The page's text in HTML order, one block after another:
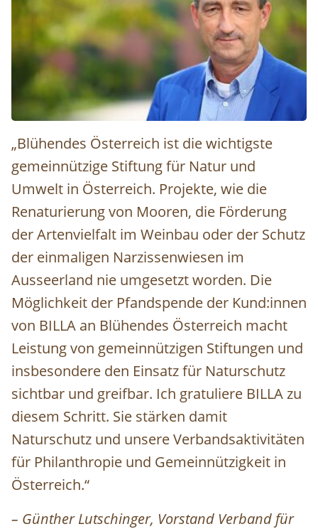
© ludwig-schedl-2.jpg
„Blühendes Österreich ist die wichtigste
gemeinnützige Stiftung für Natur und
Umwelt in Österreich. Projekte, wie die
Renaturierung von Mooren, die Förderung
der Artenvielfalt im Weinbau oder der Schutz
der einmaligen Narzissenwiesen im
Ausseerland nie umgesetzt worden. Die
Möglichkeit der Pfandspende der Kund:innen
von BILLA an Blühendes Österreich macht
Leistung von gemeinnützigen Stiftungen und
insbesondere den Einsatz für Naturschutz
sichtbar und greifbar. Ich gratuliere BILLA zu
diesem Schritt. Sie stärken damit
Naturschutz und unsere Verbandsaktivitäten
für Philanthropie und Gemeinnützigkeit in
Österreich.“
– Günther Lutschinger, Vorstand Verband für